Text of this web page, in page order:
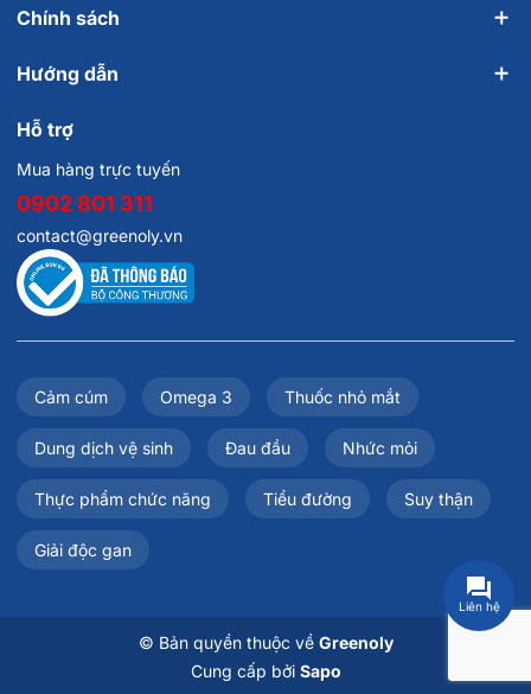
Chính sách
Hướng dẫn
Hỗ trợ
Mua hàng trực tuyến
0902 801 311
contact@greenoly.vn
Cảm cúm Omega 3 Thuốc nhỏ mắt
Dung dịch vệ sinh Đau đầu Nhức mỏi
Thực phẩm chức năng Tiểu đường Suy thận
Giải độc gan
© Bản quyền thuộc về Greenoly
Cung cấp bởi Sapo
Liên hệ